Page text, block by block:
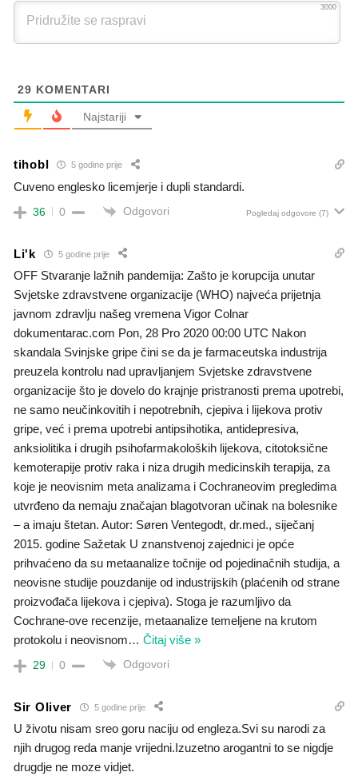
3000
29 KOMENTARI
Najstariji
tihobl 5 godine prije
Cuveno englesko licemjerje i dupli standardi.
36 0 Odgovori Pogledaj odgovore (7)
Li'k 5 godine prije
OFF Stvaranje lažnih pandemija: Zašto je korupcija unutar
Svjetske zdravstvene organizacije (WHO) najveća prijetnja
javnom zdravlju našeg vremena Vigor Colnar
dokumentarac.com Pon, 28 Pro 2020 00:00 UTC Nakon
skandala Svinjske gripe čini se da je farmaceutska industrija
preuzela kontrolu nad upravljanjem Svjetske zdravstvene
organizacije što je dovelo do krajnje pristranosti prema upotrebi,
ne samo neučinkovitih i nepotrebnih, cjepiva i lijekova protiv
gripe, već i prema upotrebi antipsihotika, antidepresiva,
anksiolitika i drugih psihofarmakoloških lijekova, citotoksične
kemoterapije protiv raka i niza drugih medicinskih terapija, za
koje je neovisnim meta analizama i Cochraneovim pregledima
utvrđeno da nemaju značajan blagotvoran učinak na bolesnike
– a imaju štetan. Autor: Søren Ventegodt, dr.med., siječanj
2015. godine Sažetak U znanstvenoj zajednici je opće
prihvaćeno da su metaanalize točnije od pojedinačnih studija, a
neovisne studije pouzdanije od industrijskih (plaćenih od strane
proizvođača lijekova i cjepiva). Stoga je razumljivo da
Cochrane-ove recenzije, metaanalize temeljene na krutom
protokolu i neovisnom… Čitaj više »
29 0 Odgovori
Sir Oliver 5 godine prije
U životu nisam sreo goru naciju od engleza.Svi su narodi za
njih drugog reda manje vrijedni.Izuzetno arogantni to se nigdje
drugdje ne moze vidjet.